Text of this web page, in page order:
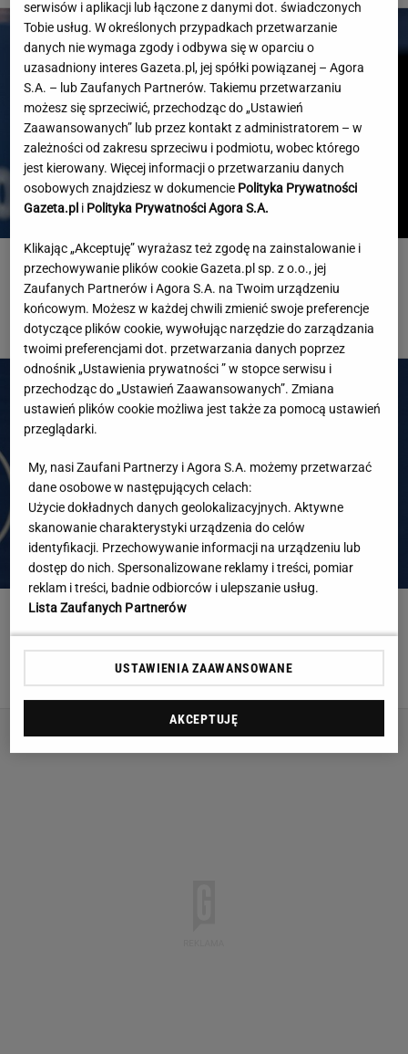
Absolutna sensacja w Toronto! Andriejewa odpada w III
rundzie!
TENIS
Hurkacz miał już piłki meczowe. Bolesna porażka w
Montrealu! [ZAPIS RELACJI]
serwisów i aplikacji lub łączone z danymi dot. świadczonych
Tobie usług. W określonych przypadkach przetwarzanie
danych nie wymaga zgody i odbywa się w oparciu o
uzasadniony interes Gazeta.pl, jej spółki powiązanej – Agora
S.A. – lub Zaufanych Partnerów. Takiemu przetwarzaniu
możesz się sprzeciwić, przechodząc do „Ustawień
Zaawansowanych” lub przez kontakt z administratorem – w
zależności od zakresu sprzeciwu i podmiotu, wobec którego
jest kierowany. Więcej informacji o przetwarzaniu danych
osobowych znajdziesz w dokumencie Polityka Prywatności
Gazeta.pl i Polityka Prywatności Agora S.A.
Klikając „Akceptuję” wyrażasz też zgodę na zainstalowanie i
przechowywanie plików cookie Gazeta.pl sp. z o.o., jej
Zaufanych Partnerów i Agora S.A. na Twoim urządzeniu
końcowym. Możesz w każdej chwili zmienić swoje preferencje
dotyczące plików cookie, wywołując narzędzie do zarządzania
twoimi preferencjami dot. przetwarzania danych poprzez
odnośnik „Ustawienia prywatności ” w stopce serwisu i
przechodząc do „Ustawień Zaawansowanych”. Zmiana
ustawień plików cookie możliwa jest także za pomocą ustawień
przeglądarki.
My, nasi Zaufani Partnerzy i Agora S.A. możemy przetwarzać
dane osobowe w następujących celach:
Użycie dokładnych danych geolokalizacyjnych. Aktywne
skanowanie charakterystyki urządzenia do celów
identyfikacji. Przechowywanie informacji na urządzeniu lub
dostęp do nich. Spersonalizowane reklamy i treści, pomiar
reklam i treści, badnie odbiorców i ulepszanie usług.
Lista Zaufanych Partnerów
USTAWIENIA ZAAWANSOWANE
AKCEPTUJĘ